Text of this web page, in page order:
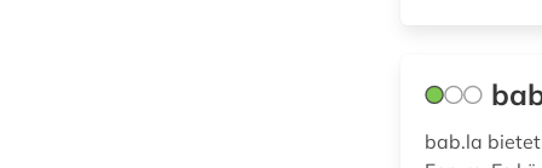
bab.la bietet